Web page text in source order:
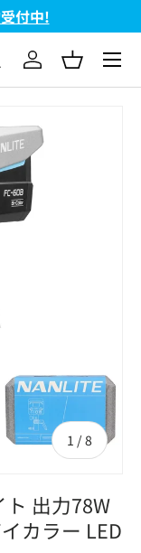
売!
ログインバスケッ
メニ
1 / の
8
ト 出力78W
カラー LED